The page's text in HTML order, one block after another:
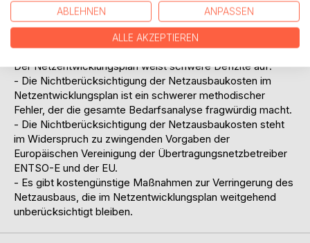
Novellierung des Bundesbedarfsplangesetzes.
Zur Vermeidung von kostenintensiven Fehlinvestitionen
erscheint deshalb die hier vorgelegte Bewertung des
Netzentwicklungsplans dringlich.
Der Netzentwicklungsplan weist schwere Defizite auf:
- Die Nichtberücksichtigung der Netzausbaukosten im
Netzentwicklungsplan ist ein schwerer methodischer
Fehler, der die gesamte Bedarfsanalyse fragwürdig macht.
- Die Nichtberücksichtigung der Netzausbaukosten steht
im Widerspruch zu zwingenden Vorgaben der
Europäischen Vereinigung der Übertragungsnetzbetreiber
ENTSO-E und der EU.
- Es gibt kostengünstige Maßnahmen zur Verringerung des
Netzausbaus, die im Netzentwicklungsplan weitgehend
unberücksichtigt bleiben.
ABLEHNEN ANPASSEN
ALLE AKZEPTIEREN